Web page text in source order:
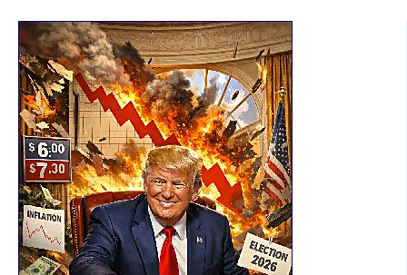
ARCHIV
ROZHOVORY
TÉMATA
NEJČTENĚJŠÍ ZA 7 DNÍ
AUTOŘI
PŘÍSPĚVKY NA PROVOZ